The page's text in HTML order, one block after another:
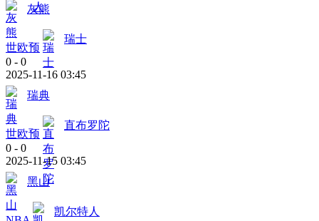
灰熊
世欧预
瑞士
0 - 0
2025-11-16 03:45
瑞典
世欧预
直布罗陀
0 - 0
2025-11-15 03:45
黑山
凯尔特人